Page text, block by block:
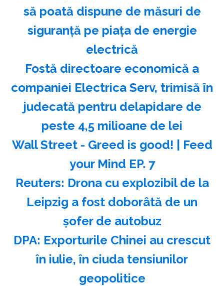
să poată dispune de măsuri de
siguranţă pe piaţa de energie
electrică
Fostă directoare economică a
companiei Electrica Serv, trimisă în
judecată pentru delapidare de
peste 4,5 milioane de lei
Wall Street - Greed is good! | Feed
your Mind EP. 7
Reuters: Drona cu explozibil de la
Leipzig a fost doborâtă de un
şofer de autobuz
DPA: Exporturile Chinei au crescut
în iulie, în ciuda tensiunilor
geopolitice